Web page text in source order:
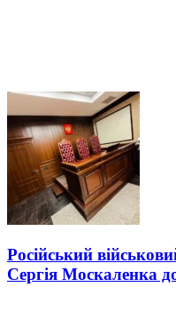
Російський
Сергія Москаленка